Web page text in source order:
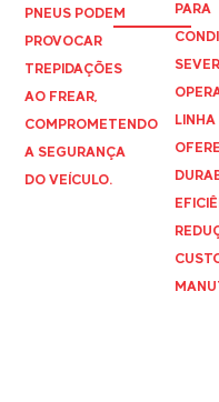
PNEUS PODEM
PROVOCAR
TREPIDAÇÕES
AO FREAR,
COMPROMETENDO
A SEGURANÇA
DO VEÍCULO.
PARA
LINHA